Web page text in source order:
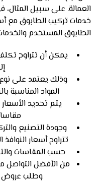
العمالة. على سبيل
خدمات تركيب الطابوق مع
الطابوق المستخدم
وذلك يعتمد على نوع
المواد المناسبة​
يتم تحديد
وجودة التصنيع
تتراوح أسعار النوافذ
حسب المقاسات
من الأفضل
وطلب عروض